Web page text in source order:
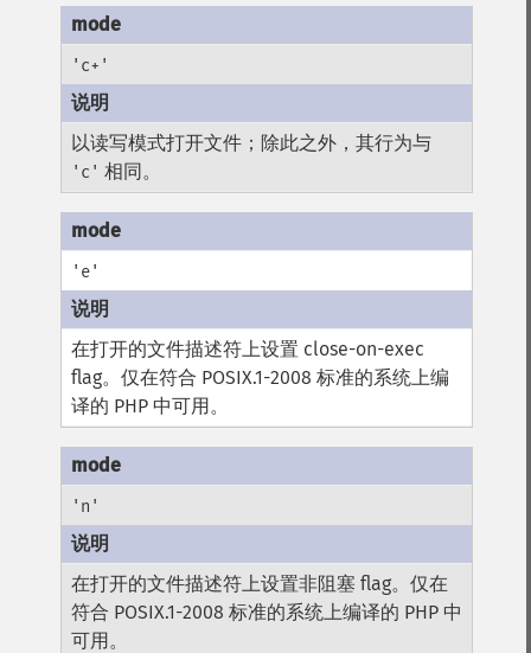
'c+'
以读写模式打开文件；除此之外，其行为与
'c' 相同。
'e'
在打开的文件描述符上设置 close-on-exec
flag。仅在符合 POSIX.1-2008 标准的系统上编
译的 PHP 中可用。
'n'
在打开的文件描述符上设置非阻塞 flag。仅在
符合 POSIX.1-2008 标准的系统上编译的 PHP 中
可用。